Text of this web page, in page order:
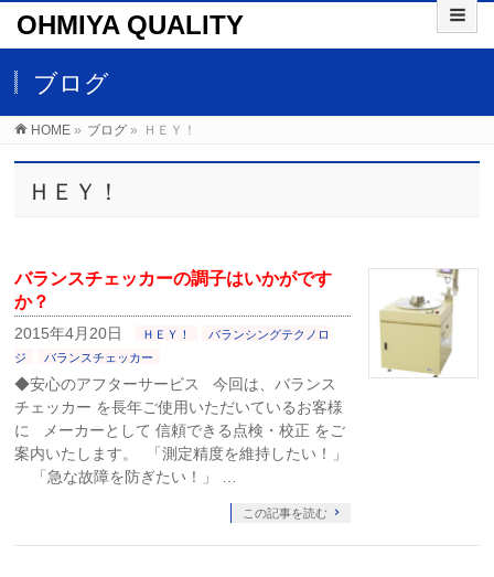
OHMIYA QUALITY
ブログ
HOME » ブログ » ＨＥＹ！
ＨＥＹ！
バランスチェッカーの調子はいかがです
か？
2015年4月20日 ＨＥＹ！
バランシングテクノロ
ジ
バランスチェッカー
◆安心のアフターサービス 今回は、バランス
チェッカー を長年ご使用いただいているお客様
に メーカーとして 信頼できる点検・校正 をご
案内いたします。 「測定精度を維持したい！」
「急な故障を防ぎたい！」 …
この記事を読む